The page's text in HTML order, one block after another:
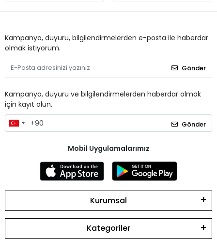
Kampanya, duyuru, bilgilendirmelerden e-posta ile haberdar
olmak istiyorum.
Gönder
Kampanya, duyuru ve bilgilendirmelerden haberdar olmak
için kayıt olun.
Gönder
Mobil Uygulamalarımız
Kurumsal
Kategoriler